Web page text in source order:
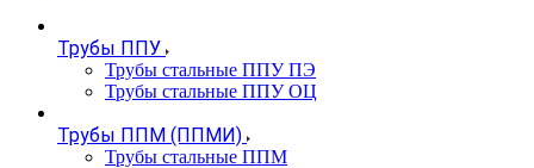
Трубы ППУ
Трубы стальные ППУ ПЭ
Трубы стальные ППУ ОЦ
Трубы ППМ (ППМИ)
Трубы стальные ППМ